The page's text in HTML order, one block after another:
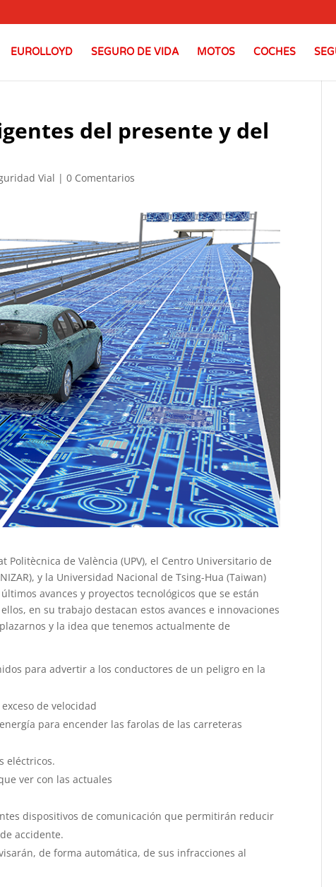
EUROLLOYD SEGURO DE VIDA MOTOS COCHES
del presente y del
Vial |0 Comentarios
de València (UPV), el Centro Universitario de
y la Universidad Nacional de Tsing-Hua (Taiwan)
avances y proyectos tecnológicos que se están
en su trabajo destacan estos avances e innovaciones
y la idea que tenemos actualmente de
para advertir a los conductores de un peligro en la
de velocidad
para encender las farolas de las carreteras
eléctricos.
ver con las actuales
dispositivos de comunicación que permitirán reducir
accidente.
de forma automática, de sus infracciones al